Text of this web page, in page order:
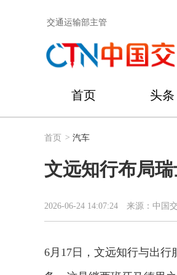
交通运输部主管
首页 头条
首页 > 汽车
文远知行布局
2026-06-24 14:07:24 来源：中国
6月17日，文远知行与出